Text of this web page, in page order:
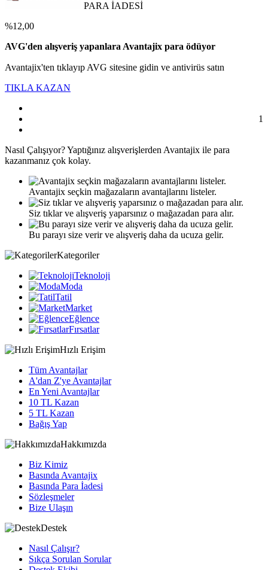
PARA İADESİ
%12,00
AVG'den alışveriş yapanlara Avantajix para ödüyor
Avantajix'ten tıklayıp AVG sitesine gidin ve antivirüs satın
TIKLA KAZAN
1
Nasıl Çalışıyor?Yaptığınız alışverişlerden Avantajix ile para
kazanmanız çok kolay.
Avantajix seçkin mağazaların avantajlarını listeler.
Siz tıklar ve alışveriş yaparsınız o mağazadan para alır.
Bu parayı size verir ve alışveriş daha da ucuza gelir.
Kategoriler
Teknoloji
Moda
Tatil
Market
Eğlence
Fırsatlar
Hızlı Erişim
Tüm Avantajlar
A'dan Z'ye Avantajlar
En Yeni Avantajlar
10 TL Kazan
5 TL Kazan
Bağış Yap
Hakkımızda
Biz Kimiz
Basında Avantajix
Basında Para İadesi
Sözleşmeler
Bize Ulaşın
Destek
Nasıl Çalışır?
Sıkça Sorulan Sorular